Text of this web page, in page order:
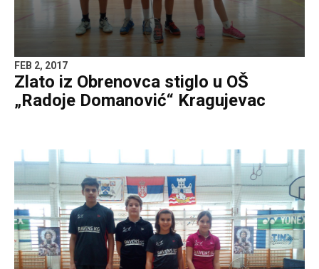
FEB 2, 2017
Zlato iz Obrenovca stiglo u OŠ
„Radoje Domanović“ Kragujevac